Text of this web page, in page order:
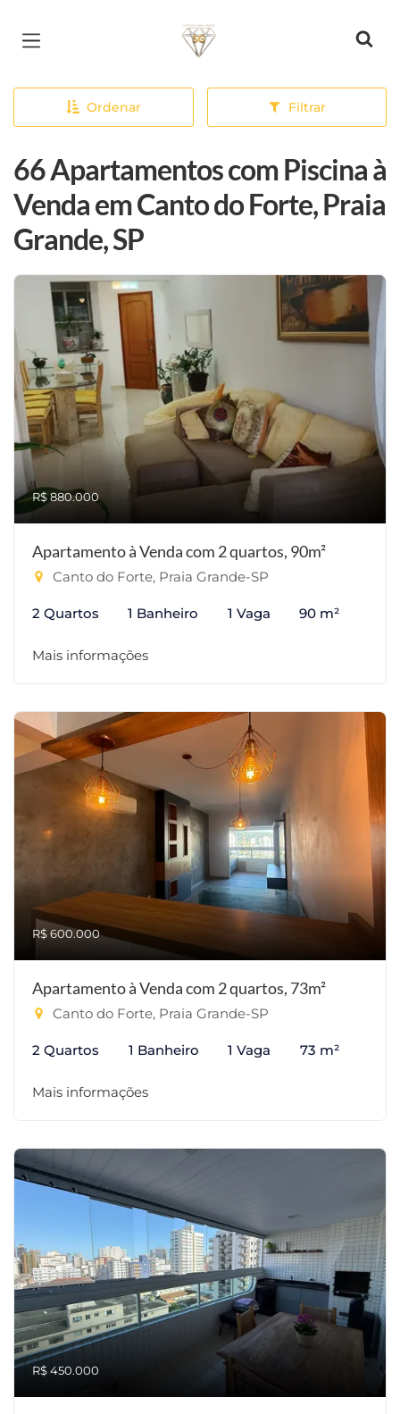
Página inicial
Ordenar Filtrar
66 Apartamentos com Piscina à
Venda em Canto do Forte, Praia
Grande, SP
R$ 880.000
Apartamento à Venda com 2 quartos, 90m²
Canto do Forte, Praia Grande-SP
2 Quartos 1 Banheiro 1 Vaga 90 m²
Mais informações
R$ 600.000
Apartamento à Venda com 2 quartos, 73m²
Canto do Forte, Praia Grande-SP
2 Quartos 1 Banheiro 1 Vaga 73 m²
Mais informações
R$ 450.000